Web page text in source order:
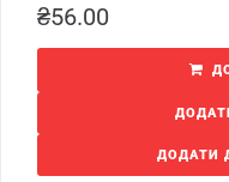
₴56.00
ДОДАТИ